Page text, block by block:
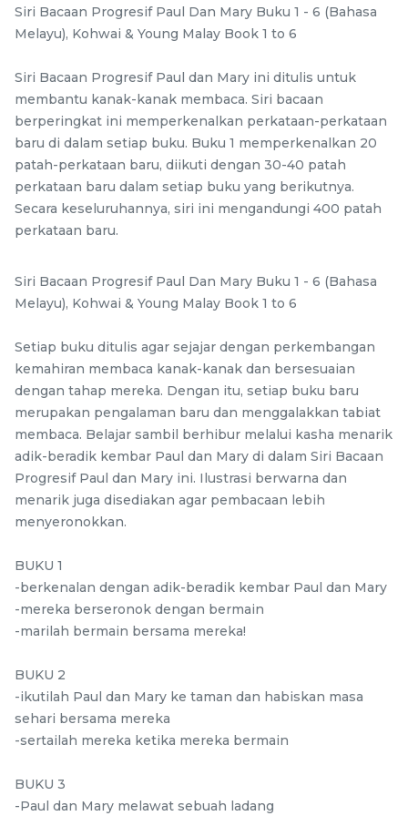
Challenge T-Shirt
stemcube
kidsmy
1 sold
- +
- Kids ABS Tangrams
with 7 Colored Pieces
Teaser Learning Toy
TANGRAM
33 sold
- +
GAN Monster Go
Standard 3x3x3 Speed
Cube
GAN Cube
RM9.98 /Unit
39 sold
- +
STEM Fisher Black +
Sticker Rubik’s Magic
Cube
stemcube kidsmy kidsnetmy
RM 5.98 /Unit
0 sold
- +
STEM Wind Fire
Windmill Black +
Kylin Stickerless
Siri Bacaan Progresif Paul Dan Mary Buku 1 - 6 (Bahasa
Melayu), Kohwai & Young Malay Book 1 to 6
Siri Bacaan Progresif Paul dan Mary ini ditulis untuk
membantu kanak-kanak membaca. Siri bacaan
berperingkat ini memperkenalkan perkataan-perkataan
baru di dalam setiap buku. Buku 1 memperkenalkan 20
patah-perkataan baru, diikuti dengan 30-40 patah
perkataan baru dalam setiap buku yang berikutnya.
Secara keseluruhannya, siri ini mengandungi 400 patah
perkataan baru.
Siri Bacaan Progresif Paul Dan Mary Buku 1 - 6 (Bahasa
Melayu), Kohwai & Young Malay Book 1 to 6
Setiap buku ditulis agar sejajar dengan perkembangan
kemahiran membaca kanak-kanak dan bersesuaian
dengan tahap mereka. Dengan itu, setiap buku baru
merupakan pengalaman baru dan menggalakkan tabiat
membaca. Belajar sambil berhibur melalui kasha menarik
adik-beradik kembar Paul dan Mary di dalam Siri Bacaan
Progresif Paul dan Mary ini. Ilustrasi berwarna dan
menarik juga disediakan agar pembacaan lebih
menyeronokkan.
BUKU 1
-berkenalan dengan adik-beradik kembar Paul dan Mary
-mereka berseronok dengan bermain
-marilah bermain bersama mereka!
BUKU 2
-ikutilah Paul dan Mary ke taman dan habiskan masa
sehari bersama mereka
-sertailah mereka ketika mereka bermain
BUKU 3
-Paul dan Mary melawat sebuah ladang